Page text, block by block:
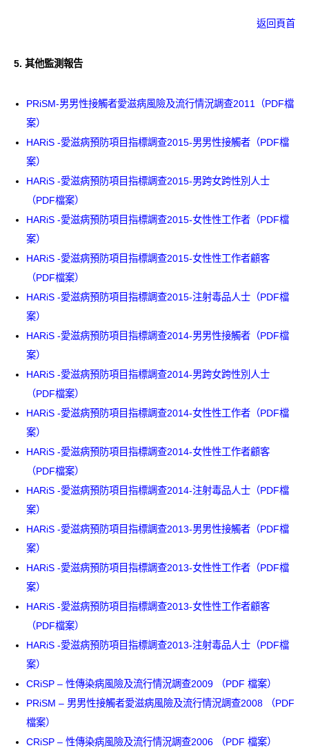
返回頁首
5. 其他監測報告
PRiSM-男男性接觸者愛滋病風險及流行情況調查2011（PDF檔
案）
HARiS -愛滋病預防項目指標調查2015-男男性接觸者（PDF檔
案）
HARiS -愛滋病預防項目指標調查2015-男跨女跨性別人士
（PDF檔案）
HARiS -愛滋病預防項目指標調查2015-女性性工作者（PDF檔
案）
HARiS -愛滋病預防項目指標調查2015-女性性工作者顧客
（PDF檔案）
HARiS -愛滋病預防項目指標調查2015-注射毒品人士（PDF檔
案）
HARiS -愛滋病預防項目指標調查2014-男男性接觸者（PDF檔
案）
HARiS -愛滋病預防項目指標調查2014-男跨女跨性別人士
（PDF檔案）
HARiS -愛滋病預防項目指標調查2014-女性性工作者（PDF檔
案）
HARiS -愛滋病預防項目指標調查2014-女性性工作者顧客
（PDF檔案）
HARiS -愛滋病預防項目指標調查2014-注射毒品人士（PDF檔
案）
HARiS -愛滋病預防項目指標調查2013-男男性接觸者（PDF檔
案）
HARiS -愛滋病預防項目指標調查2013-女性性工作者（PDF檔
案）
HARiS -愛滋病預防項目指標調查2013-女性性工作者顧客
（PDF檔案）
HARiS -愛滋病預防項目指標調查2013-注射毒品人士（PDF檔
案）
CRiSP – 性傳染病風險及流行情況調查2009 （PDF 檔案）
PRiSM – 男男性接觸者愛滋病風險及流行情況調查2008 （PDF
檔案）
CRiSP – 性傳染病風險及流行情況調查2006 （PDF 檔案）